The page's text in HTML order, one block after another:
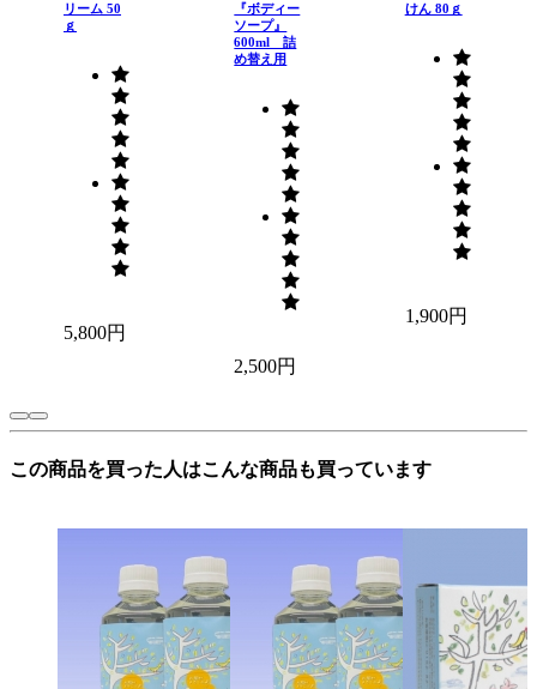
リーム 50
ｇ
5,800円
『ボディー
ソープ』
600ml 詰
め替え用
2,500円
けん 80ｇ
1,900円
この商品を買った人はこんな商品も買っています